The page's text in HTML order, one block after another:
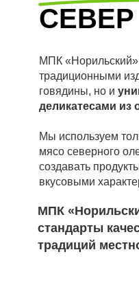
МПК
стандарты
традиций
МПК «Норильский»
традиционными
говядины, но и
деликатесами из
Мы используем
мясо северного
создавать
вкусовыми